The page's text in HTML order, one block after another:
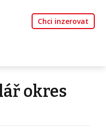
Chci inzerovat
okres